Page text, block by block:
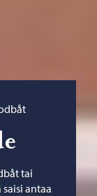
tai
antaa